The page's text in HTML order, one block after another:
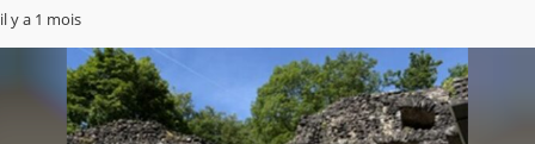
il y a 1 mois